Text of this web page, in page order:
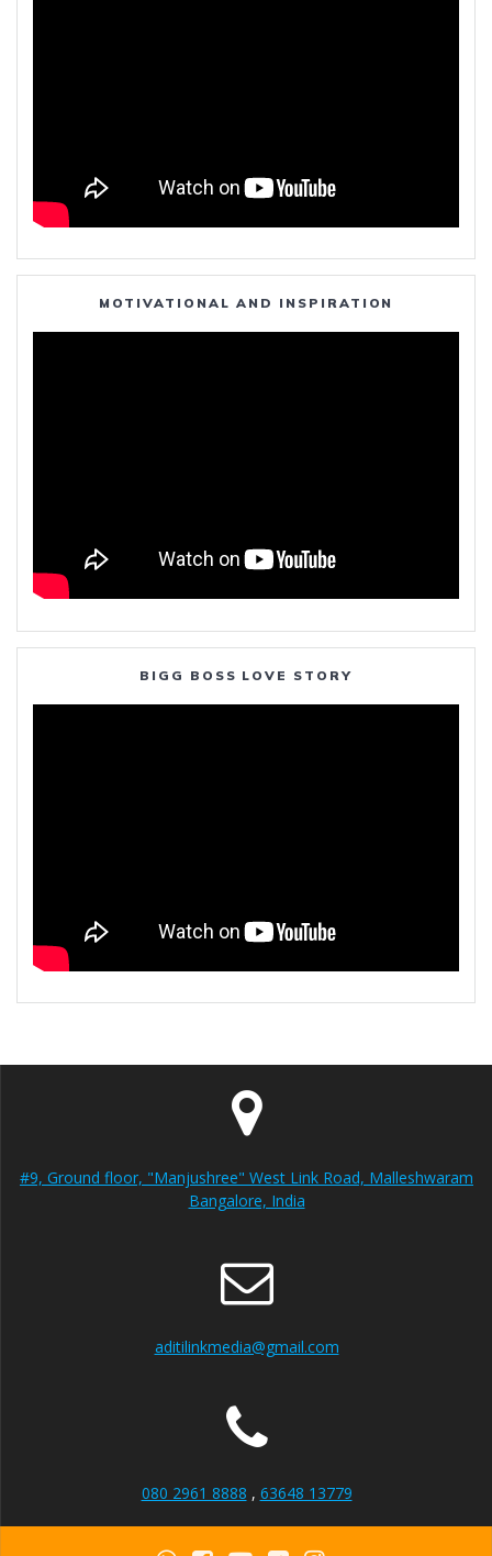
MOTIVATIONAL AND INSPIRATION
BIGG BOSS LOVE STORY
#9, Ground floor, "Manjushree" West Link Road, Malleshwaram
Bangalore, India
aditilinkmedia@gmail.com
080 2961 8888 , 63648 13779